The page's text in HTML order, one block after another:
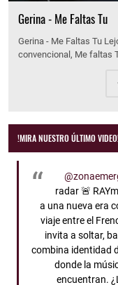
Gerina - Me Faltas Tu
Gerina - Me Faltas Tu
convencional, Me faltas
!MIRA NUESTRO ÚLTIMO
radar 🚨
a una nueva era
viaje entre el
invita a soltar,
combina identidad
donde la
encuentran.